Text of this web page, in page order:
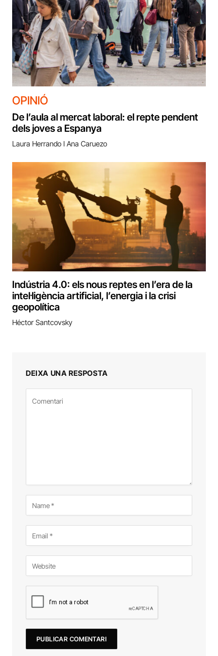
OPINIÓ
De l’aula al mercat laboral: el repte pendent
dels joves a Espanya
Laura Herrando I Ana Caruezo
Indústria 4.0: els nous reptes en l’era de la
intel·ligència artificial, l’energia i la crisi
geopolítica
Héctor Santcovsky
DEIXA UNA RESPOSTA